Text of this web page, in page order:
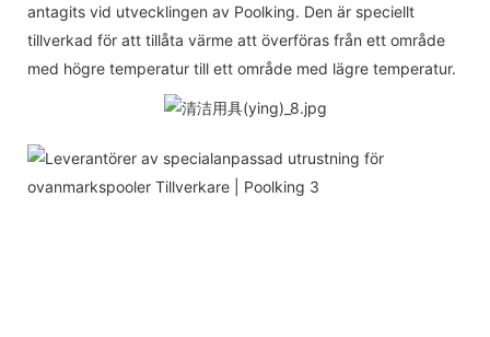
antagits vid utvecklingen av Poolking. Den är speciellt
tillverkad för att tillåta värme att överföras från ett område
med högre temperatur till ett område med lägre temperatur.